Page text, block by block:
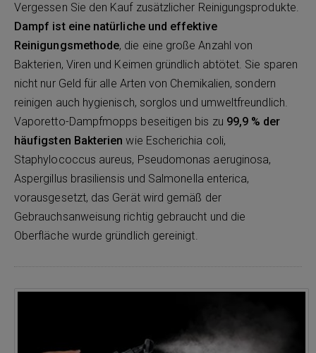
Vergessen Sie den Kauf zusätzlicher Reinigungsprodukte.
Dampf ist eine natürliche und effektive
Reinigungsmethode, die eine große Anzahl von
Bakterien, Viren und Keimen gründlich abtötet. Sie sparen
nicht nur Geld für alle Arten von Chemikalien, sondern
reinigen auch hygienisch, sorglos und umweltfreundlich.
Vaporetto-Dampfmopps beseitigen bis zu 99,9 % der
häufigsten Bakterien wie Escherichia coli,
Staphylococcus aureus, Pseudomonas aeruginosa,
Aspergillus brasiliensis und Salmonella enterica,
vorausgesetzt, das Gerät wird gemäß der
Gebrauchsanweisung richtig gebraucht und die
Oberfläche wurde gründlich gereinigt.